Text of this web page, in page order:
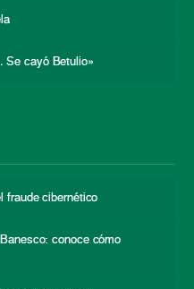
cayó Betulio»
fraude cibernético
conoce cómo